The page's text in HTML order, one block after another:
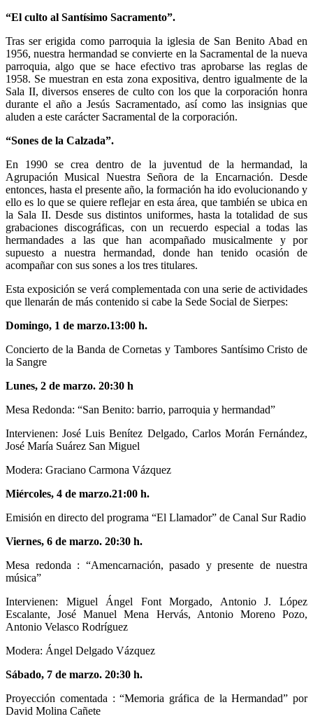
“El culto al Santísimo Sacramento”.
Tras ser erigida como parroquia la iglesia de San Benito Abad en
1956, nuestra hermandad se convierte en la Sacramental de la nueva
parroquia, algo que se hace efectivo tras aprobarse las reglas de
1958. Se muestran en esta zona expositiva, dentro igualmente de la
Sala II, diversos enseres de culto con los que la corporación honra
durante el año a Jesús Sacramentado, así como las insignias que
aluden a este carácter Sacramental de la corporación.
“Sones de la Calzada”.
En 1990 se crea dentro de la juventud de la hermandad, la
Agrupación Musical Nuestra Señora de la Encarnación. Desde
entonces, hasta el presente año, la formación ha ido evolucionando y
ello es lo que se quiere reflejar en esta área, que también se ubica en
la Sala II. Desde sus distintos uniformes, hasta la totalidad de sus
grabaciones discográficas, con un recuerdo especial a todas las
hermandades a las que han acompañado musicalmente y por
supuesto a nuestra hermandad, donde han tenido ocasión de
acompañar con sus sones a los tres titulares.
Esta exposición se verá complementada con una serie de actividades
que llenarán de más contenido si cabe la Sede Social de Sierpes:
Domingo, 1 de marzo.13:00 h.
Concierto de la Banda de Cornetas y Tambores Santísimo Cristo de
la Sangre
Lunes, 2 de marzo. 20:30 h
Mesa Redonda: “San Benito: barrio, parroquia y hermandad”
Intervienen: José Luis Benítez Delgado, Carlos Morán Fernández,
José María Suárez San Miguel
Modera: Graciano Carmona Vázquez
Miércoles, 4 de marzo.21:00 h.
Emisión en directo del programa “El Llamador” de Canal Sur Radio
Viernes, 6 de marzo. 20:30 h.
Mesa redonda : “Amencarnación, pasado y presente de nuestra
música”
Intervienen: Miguel Ángel Font Morgado, Antonio J. López
Escalante, José Manuel Mena Hervás, Antonio Moreno Pozo,
Antonio Velasco Rodríguez
Modera: Ángel Delgado Vázquez
Sábado, 7 de marzo. 20:30 h.
Proyección comentada : “Memoria gráfica de la Hermandad” por
David Molina Cañete